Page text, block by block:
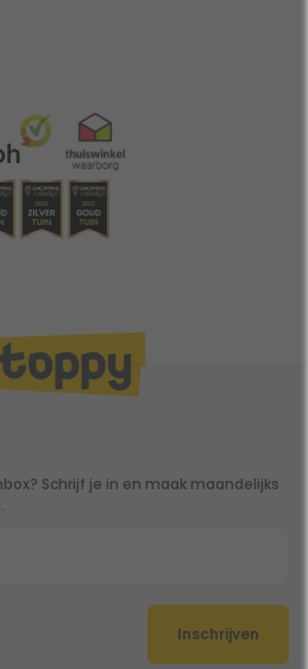
Schrijf je in en maak maandelijks
Inschrijven